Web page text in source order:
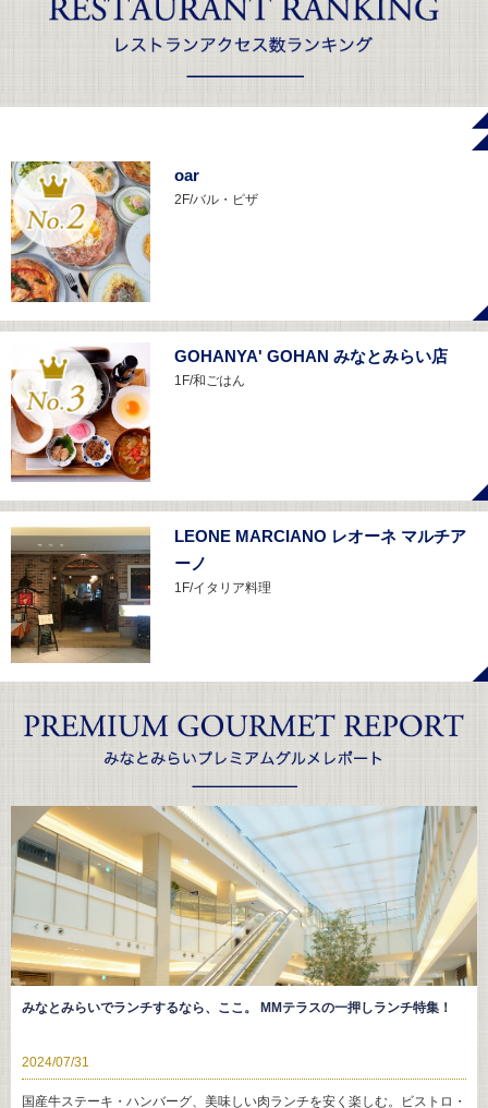
oar
2F/バル・ピザ
GOHANYA' GOHAN みなとみらい店
1F/和ごはん
LEONE MARCIANO レオーネ マルチア
ーノ
1F/イタリア料理
みなとみらいでランチするなら、ここ。 MMテラスの一押しランチ特集！
2024/07/31
国産牛ステーキ・ハンバーグ、美味しい肉ランチを安く楽しむ。ビストロ・